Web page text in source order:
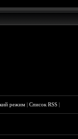
режим |Список RSS |